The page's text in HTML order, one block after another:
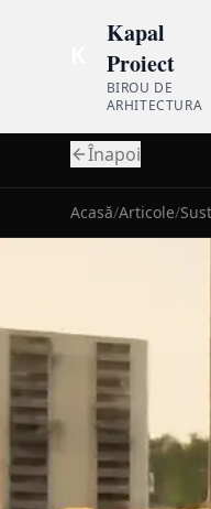
Kapal
Proiect
BIROU DE
ARHITECTURA
Înapoi
Acasă/Articole/